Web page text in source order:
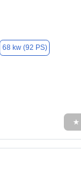
68 kw (92 PS)
★